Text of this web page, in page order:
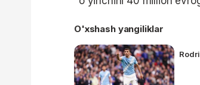
O'xshash yangiliklar